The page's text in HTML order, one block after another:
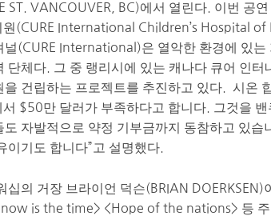
VANCOUVER, BC)에서 열린다. 이번 공
원(CURE International Children’s Hospital
(CURE International)은 열악한 환경에 있는
단체다. 그 중 랭리시에 있는 캐나다 큐어 인터
건립하는 프로젝트를 추진하고 있다. 시온
$50만 달러가 부족하다고 합니다. 그것을
자발적으로 약정 기부금까지 동참하고 있습
기도 합니다”고 설명했다.
의 거장 브라이언 덕슨(BRIAN DOERKSEN)
is the time> <Hope of the nations> 등